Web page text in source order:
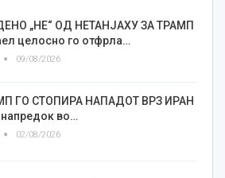
„НЕ“ ОД НЕТАНЈАХУ ЗА ТРАМП
целосно го отфрла…
09/08/2026
ГО СТОПИРА НАПАДОТ ВРЗ ИРАН
во…
02/08/2026